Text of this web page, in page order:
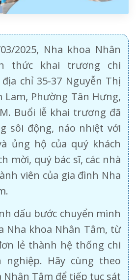
2025, Nha khoa Nhân
thức khai trương chi
chỉ 35-37 Nguyễn Thị
Lam, Phường Tân Hưng,
Buổi lễ khai trương đã
sôi động, náo nhiệt với
ủng hộ của quý khách
mời, quý bác sĩ, các nhà
viên của gia đình Nha
dấu bước chuyển mình
Nha khoa Nhân Tâm, từ
lẻ thành hệ thống chi
nghiệp. Hãy cùng theo
Nhân Tâm để tiếp tục sát